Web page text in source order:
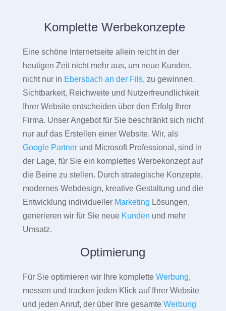
Komplette Werbekonzepte
Eine schöne Internetseite allein reicht in der
heutigen Zeit nicht mehr aus, um neue Kunden,
nicht nur in Ebersbach an der Fils, zu gewinnen.
Sichtbarkeit, Reichweite und Nutzerfreundlichkeit
Ihrer Website entscheiden über den Erfolg Ihrer
Firma. Unser Angebot für Sie beschränkt sich nicht
nur auf das Erstellen einer Website. Wir, als
Google Partnerund Microsoft Professional, sind in
der Lage, für Sie ein komplettes Werbekonzept auf
die Beine zu stellen. Durch strategische Konzepte,
modernes Webdesign, kreative Gestaltung und die
Entwicklung individueller Marketing Lösungen,
generieren wir für Sie neue Kunden und mehr
Umsatz.
Optimierung
Für Sie optimieren wir Ihre komplette Werbung,
messen und tracken jeden Klick auf Ihrer Website
und jeden Anruf, der über Ihre gesamte Werbung